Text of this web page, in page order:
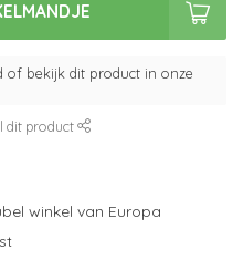
of bekijk dit product in onze
dit product
winkel van Europa